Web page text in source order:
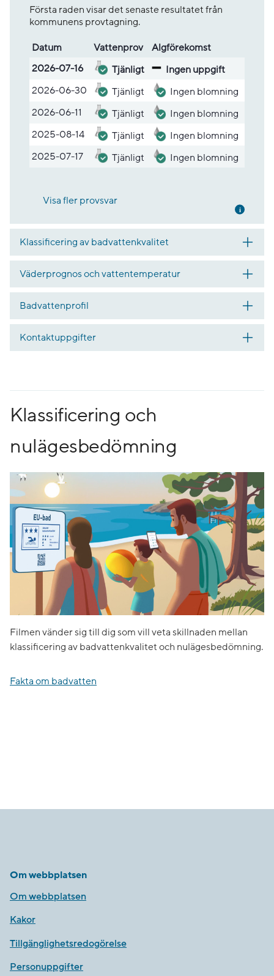
Första raden visar det senaste resultatet från
kommunens provtagning.
Lista med provsvar
Datum Vatten­prov
Alg­före­komst
2026-07-16
Tjänligt
Ingen uppgift
2026-06-30
Tjänligt
Ingen blomning
2026-06-11
Tjänligt
Ingen blomning
2025-08-14
Tjänligt
Ingen blomning
2025-07-17
Tjänligt Ingen blomning
Visa fler provsvar Mer
Klassificering av badvattenkvalitet
Väderprognos och vattentemperatur
Badvattenprofil
Kontaktuppgifter
Klassificering och
nulägesbedömning
Filmen vänder sig till dig som vill veta skillnaden mellan
klassificering av badvattenkvalitet och nulägesbedömning.
Fakta om badvatten
Om webbplatsen
Om webbplatsen
Kakor
Tillgänglighetsredogörelse
Personuppgifter